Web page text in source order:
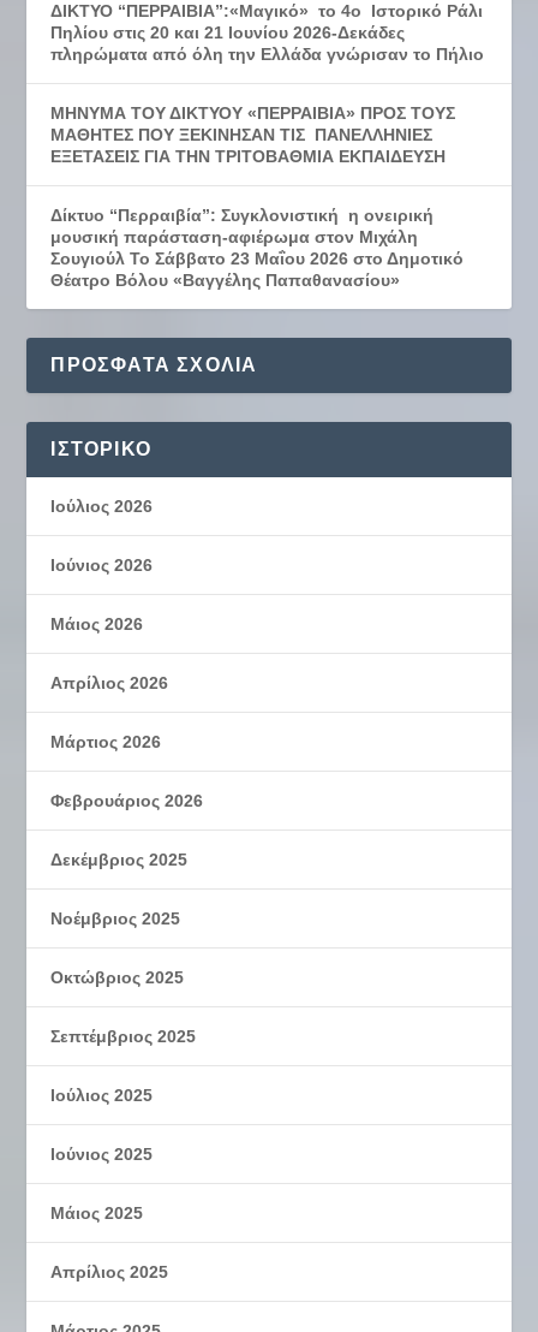
ΔΙΚΤΥΟ “ΠΕΡΡΑΙΒΙΑ”:«Μαγικό» το 4ο Ιστορικό Ράλι
Πηλίου στις 20 και 21 Ιουνίου 2026-Δεκάδες
πληρώματα από όλη την Ελλάδα γνώρισαν το Πήλιο
ΜΗΝΥΜΑ ΤΟΥ ΔΙΚΤΥΟΥ «ΠΕΡΡΑΙΒΙΑ» ΠΡΟΣ ΤΟΥΣ
ΜΑΘΗΤΕΣ ΠΟΥ ΞΕΚΙΝΗΣΑΝ ΤΙΣ ΠΑΝΕΛΛΗΝΙΕΣ
ΕΞΕΤΑΣΕΙΣ ΓΙΑ ΤΗΝ ΤΡΙΤΟΒΑΘΜΙΑ ΕΚΠΑΙΔΕΥΣΗ
Δίκτυο “Περραιβία”: Συγκλονιστική η ονειρική
μουσική παράσταση-αφιέρωμα στον Μιχάλη
Σουγιούλ Το Σάββατο 23 Μαΐου 2026 στο Δημοτικό
Θέατρο Βόλου «Βαγγέλης Παπαθανασίου»
ΠΡΌΣΦΑΤΑ ΣΧΌΛΙΑ
ΙΣΤΟΡΙΚΌ
Ιούλιος 2026
Ιούνιος 2026
Μάιος 2026
Απρίλιος 2026
Μάρτιος 2026
Φεβρουάριος 2026
Δεκέμβριος 2025
Νοέμβριος 2025
Οκτώβριος 2025
Σεπτέμβριος 2025
Ιούλιος 2025
Ιούνιος 2025
Μάιος 2025
Απρίλιος 2025